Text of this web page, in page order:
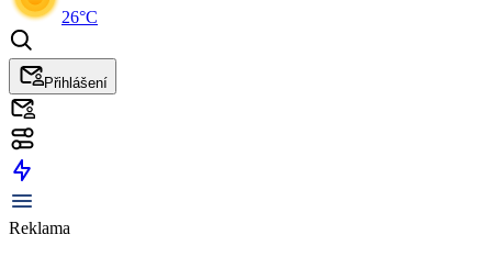
26°C
Přihlášení
Reklama